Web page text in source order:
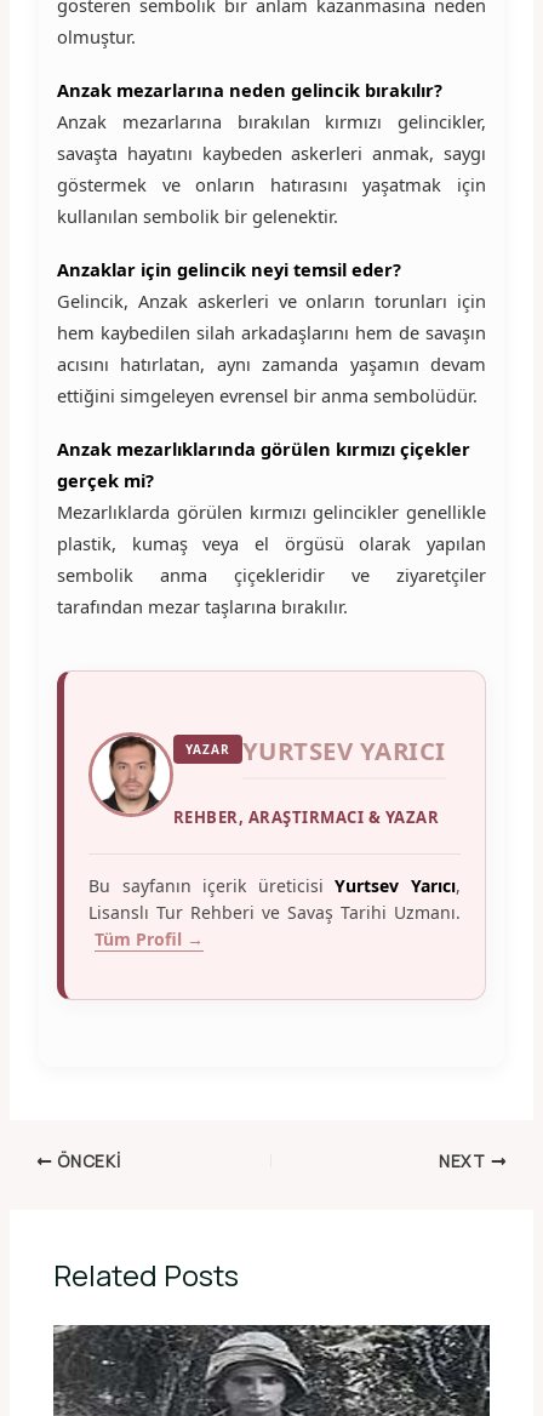
olmuştur.
Anzak mezarlarına neden gelincik bırakılır?
Anzak mezarlarına bırakılan kırmızı gelincikler,
savaşta hayatını kaybeden askerleri anmak, saygı
göstermek ve onların hatırasını yaşatmak için
kullanılan sembolik bir gelenektir.
Anzaklar için gelincik neyi temsil eder?
Gelincik, Anzak askerleri ve onların torunları için
hem kaybedilen silah arkadaşlarını hem de savaşın
acısını hatırlatan, aynı zamanda yaşamın devam
ettiğini simgeleyen evrensel bir anma sembolüdür.
Anzak mezarlıklarında görülen kırmızı çiçekler
gerçek mi?
Mezarlıklarda görülen kırmızı gelincikler genellikle
plastik, kumaş veya el örgüsü olarak yapılan
sembolik anma çiçekleridir ve ziyaretçiler
tarafından mezar taşlarına bırakılır.
YAZAR YURTSEV YARICI
REHBER, ARAŞTIRMACI & YAZAR
Bu sayfanın içerik üreticisiYurtsev Yarıcı,
Lisanslı Tur Rehberi ve Savaş Tarihi Uzmanı.
Tüm Profil →
ÖNCEKI NEXT
Related Posts